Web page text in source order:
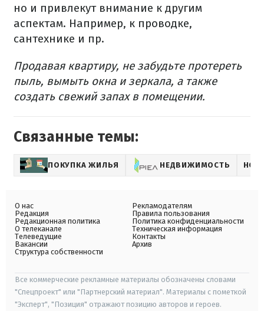
но и привлекут внимание к другим
аспектам. Например, к проводке,
сантехнике и пр.
Продавая квартиру, не забудьте протереть
пыль, вымыть окна и зеркала, а также
создать свежий запах в помещении.
Связанные темы:
ПОКУПКА ЖИЛЬЯ НЕДВИЖИМОСТЬ
О нас
Редакция
Редакционная политика
О телеканале
Телеведущие
Вакансии
Структура собственности
Рекламодателям
Правила пользования
Политика конфиденциальности
Техническая информация
Контакты
Архив
Все коммерческие рекламные материалы обозначены словами
"Спецпроект" или "Партнерский материал". Материалы с пометкой
"Эксперт", "Позиция" отражают позицию авторов и героев.